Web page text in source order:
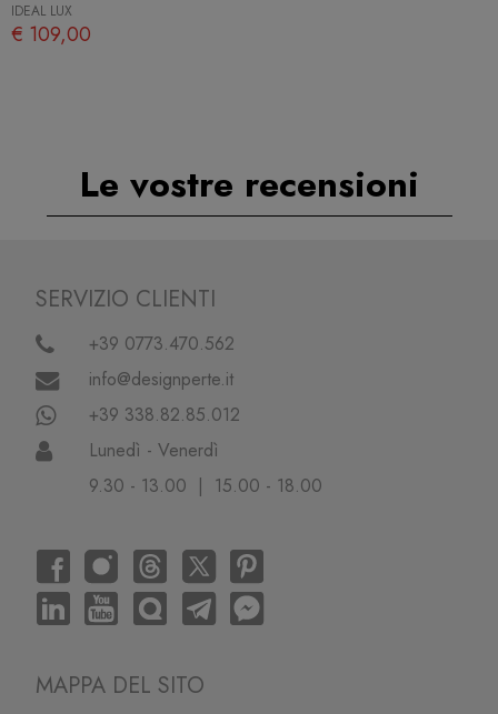
IDEAL LUX
€ 109,00
Le vostre recensioni
SERVIZIO CLIENTI
+39 0773.470.562
info@designperte.it
+39 338.82.85.012
Lunedì - Venerdì
9.30 - 13.00 | 15.00 - 18.00
MAPPA DEL SITO